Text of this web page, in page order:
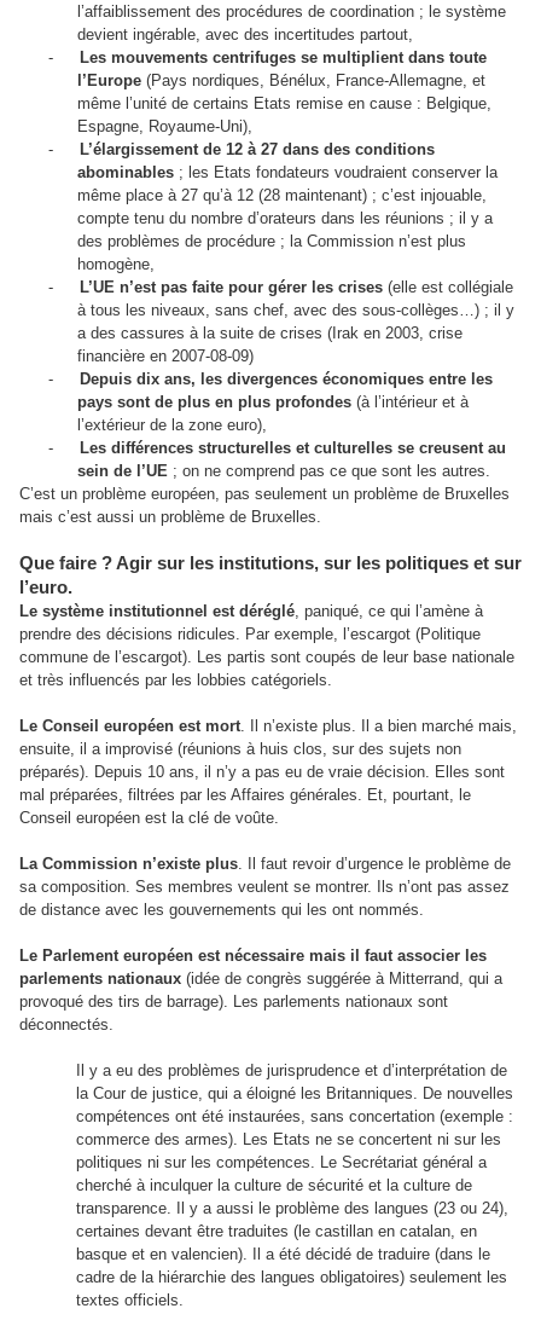
l’affaiblissement des procédures de coordination ; le système
devient ingérable, avec des incertitudes partout,
-
Les mouvements centrifuges se multiplient dans toute
l’Europe (Pays nordiques, Bénélux, France-Allemagne, et
même l’unité de certains Etats remise en cause : Belgique,
Espagne, Royaume-Uni),
-
L’élargissement de 12 à 27 dans des conditions
abominables ; les Etats fondateurs voudraient conserver la
même place à 27 qu’à 12 (28 maintenant) ; c’est injouable,
compte tenu du nombre d’orateurs dans les réunions ; il y a
des problèmes de procédure ; la Commission n’est plus
homogène,
-
L’UE n’est pas faite pour gérer les crises (elle est collégiale
à tous les niveaux, sans chef, avec des sous-collèges…) ; il y
a des cassures à la suite de crises (Irak en 2003, crise
financière en 2007-08-09)
-
Depuis dix ans, les divergences économiques entre les
pays sont de plus en plus profondes (à l’intérieur et à
l’extérieur de la zone euro),
-
Les différences structurelles et culturelles se creusent au
sein de l’UE ; on ne comprend pas ce que sont les autres.
C’est un problème européen, pas seulement un problème de Bruxelles
mais c’est aussi un problème de Bruxelles.
Que faire ? Agir sur les institutions, sur les politiques et sur
l’euro.
Le système institutionnel est déréglé, paniqué, ce qui l’amène à
prendre des décisions ridicules. Par exemple, l’escargot (Politique
commune de l’escargot). Les partis sont coupés de leur base nationale
et très influencés par les lobbies catégoriels.
Le Conseil européen est mort. Il n’existe plus. Il a bien marché mais,
ensuite, il a improvisé (réunions à huis clos, sur des sujets non
préparés). Depuis 10 ans, il n’y a pas eu de vraie décision. Elles sont
mal préparées, filtrées par les Affaires générales. Et, pourtant, le
Conseil européen est la clé de voûte.
La Commission n’existe plus. Il faut revoir d’urgence le problème de
sa composition. Ses membres veulent se montrer. Ils n’ont pas assez
de distance avec les gouvernements qui les ont nommés.
Le Parlement européen est nécessaire mais il faut associer les
parlements nationaux (idée de congrès suggérée à Mitterrand, qui a
provoqué des tirs de barrage). Les parlements nationaux sont
déconnectés.
Il y a eu des problèmes de jurisprudence et d’interprétation de
la Cour de justice, qui a éloigné les Britanniques. De nouvelles
compétences ont été instaurées, sans concertation (exemple :
commerce des armes). Les Etats ne se concertent ni sur les
politiques ni sur les compétences. Le Secrétariat général a
cherché à inculquer la culture de sécurité et la culture de
transparence. Il y a aussi le problème des langues (23 ou 24),
certaines devant être traduites (le castillan en catalan, en
basque et en valencien). Il a été décidé de traduire (dans le
cadre de la hiérarchie des langues obligatoires) seulement les
textes officiels.